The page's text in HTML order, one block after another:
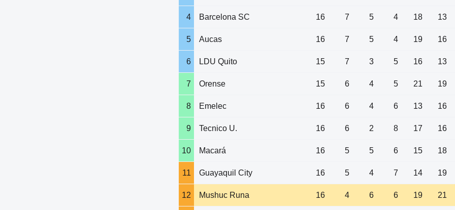
4 Barcelona SC 16 7 5 4 18 13
5 Aucas 16 7 5 4 19 16
6 LDU Quito 15 7 3 5 16 13
7 Orense 15 6 4 5 21 19
8 Emelec 16 6 4 6 13 16
9 Tecnico U. 16 6 2 8 17 16
10 Macará 16 5 5 6 15 18
11 Guayaquil City 16 5 4 7 14 19
12 Mushuc Runa 16 4 6 6 19 21